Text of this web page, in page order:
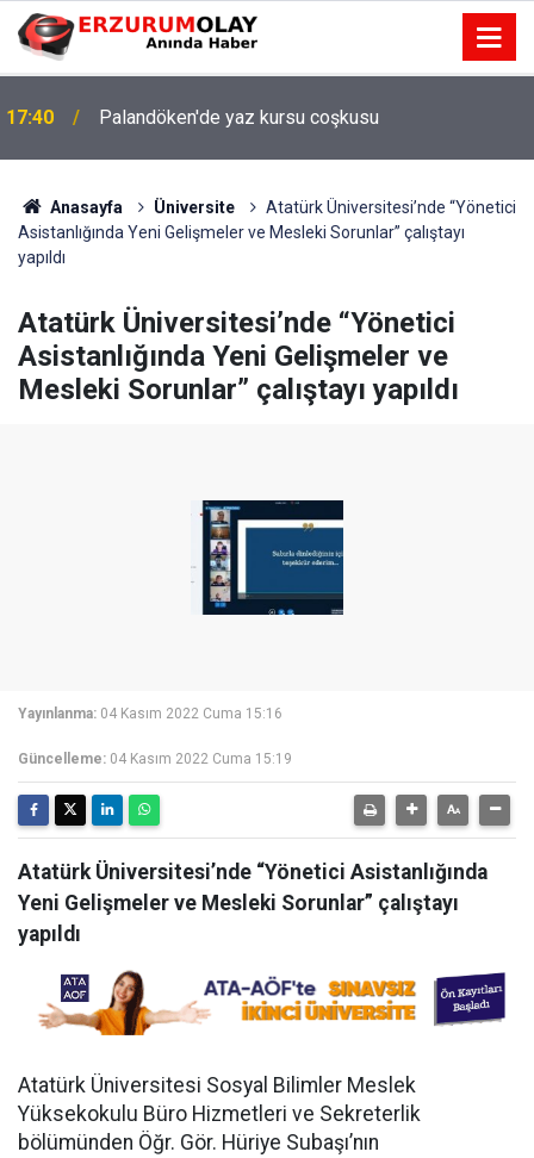
17:40 Palandöken'de yaz kursu coşkusu
Anasayfa Üniversite
Atatürk Üniversitesi’nde “Yönetici
Asistanlığında Yeni Gelişmeler ve Mesleki Sorunlar” çalıştayı
yapıldı
Atatürk Üniversitesi’nde “Yönetici
Asistanlığında Yeni Gelişmeler ve
Mesleki Sorunlar” çalıştayı yapıldı
Yayınlanma: 04 Kasım 2022 Cuma 15:16
Güncelleme: 04 Kasım 2022 Cuma 15:19
Atatürk Üniversitesi’nde “Yönetici Asistanlığında
Yeni Gelişmeler ve Mesleki Sorunlar” çalıştayı
yapıldı
Atatürk Üniversitesi Sosyal Bilimler Meslek
Yüksekokulu Büro Hizmetleri ve Sekreterlik
bölümünden Öğr. Gör. Hüriye Subaşı’nın